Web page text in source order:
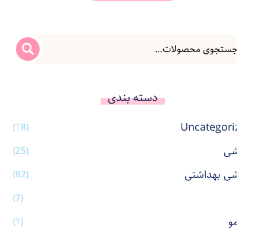
دسته بندی
Uncategorized
(18)
آرایشی (25)
آرایشی بهداشتی (82)
(7)
اتو مو (1)